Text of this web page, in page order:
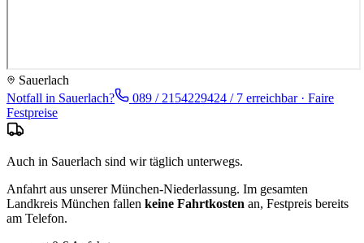
Sauerlach
Notfall in Sauerlach? 089 / 2154229424 / 7 erreichbar · Faire
Festpreise
Auch in Sauerlach sind wir täglich unterwegs.
Anfahrt aus unserer München-Niederlassung. Im gesamten
Landkreis München fallen keine Fahrtkosten an, Festpreis bereits
am Telefon.